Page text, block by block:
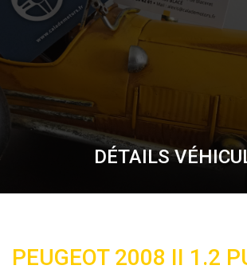
DÉTAILS
PEUGEOT 2008 II 1.2